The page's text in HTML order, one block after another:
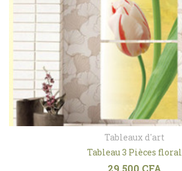
Tableaux d'art
Tableau 3 Pièces floral
29.500 CFA